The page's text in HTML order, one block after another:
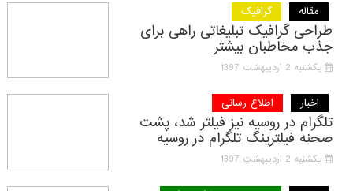
مقاله گرافیک
طراحی گرافیک تبلیغاتی راهی برای
جذب مخاطبان بیشتر
یکشنبه 2 اردیبهشت 1397
اخبار اطلاع رسانی
تلگرام در روسیه نیز فیلتر شد، پشت
صحنه فیلترینگ تلگرام در روسیه
یکشنبه 2 اردیبهشت 1397